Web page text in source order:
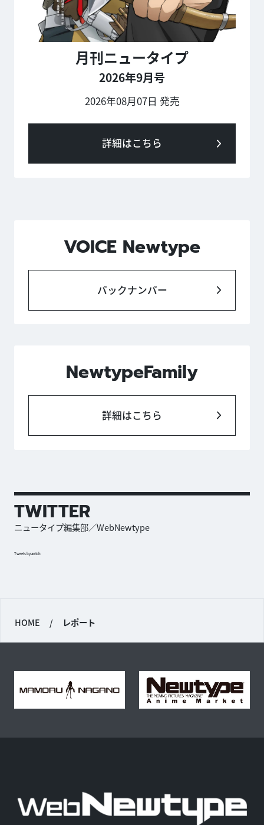
月刊ニュータイプ
2026年9月号
2026年08月07日 発売
詳細はこちら
VOICE Newtype
バックナンバー
NewtypeFamily
詳細はこちら
TWITTER
ニュータイプ編集部／WebNewtype
Tweets by antch
HOME / レポート